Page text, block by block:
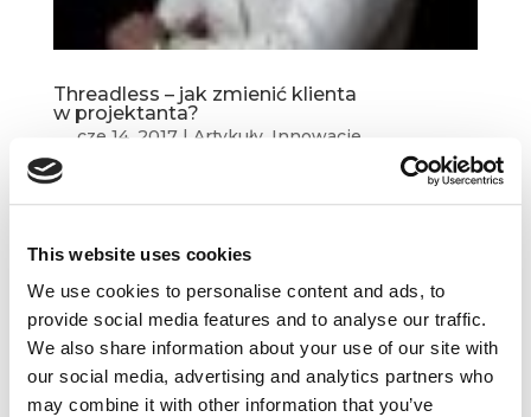
This website uses cookies
We use cookies to personalise content and ads, to
provide social media features and to analyse our traffic.
We also share information about your use of our site with
our social media, advertising and analytics partners who
may combine it with other information that you’ve
Threadless – jak zmienić klienta
w projektanta?
cze 14, 2017| Artykuły, Innowacje
Znużeni konwencjonalnymi t-shirtami?
w którym możemy sami poprosić o konkretny
projekt. Ba, możemy nawet samodzielnie wcielić
się...